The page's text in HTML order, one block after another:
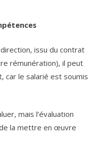
issu du contrat
rémunération), il peut
car le salarié est soumis
mais l’évaluation
la mettre en œuvre